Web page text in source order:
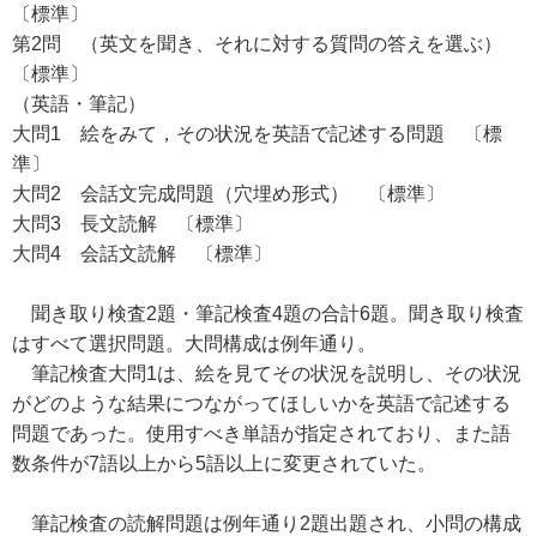
〔標準〕
第2問 （英文を聞き、それに対する質問の答えを選ぶ）
〔標準〕
（英語・筆記）
大問1 絵をみて，その状況を英語で記述する問題 〔標
準〕
大問2 会話文完成問題（穴埋め形式） 〔標準〕
大問3 長文読解 〔標準〕
大問4 会話文読解 〔標準〕
聞き取り検査2題・筆記検査4題の合計6題。聞き取り検査
はすべて選択問題。大問構成は例年通り。
筆記検査大問1は、絵を見てその状況を説明し、その状況
がどのような結果につながってほしいかを英語で記述する
問題であった。使用すべき単語が指定されており、また語
数条件が7語以上から5語以上に変更されていた。
筆記検査の読解問題は例年通り2題出題され、小問の構成